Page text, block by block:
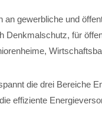
gewerbliche und
Denkmalschutz, für
die drei Bereiche
effiziente